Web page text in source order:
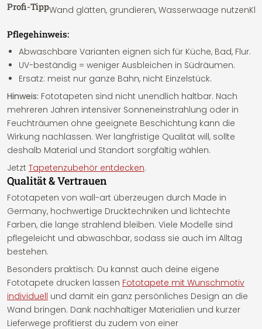
Profi-TippWand glätten, grundieren, Wasserwaage nutzen
Pflegehinweis:
Abwaschbare Varianten eignen sich für Küche, Bad, Flur.
UV-beständig = weniger Ausbleichen in Südräumen.
Ersatz: meist nur ganze Bahn, nicht Einzelstück.
Hinweis: Fototapeten sind nicht unendlich haltbar. Nach
mehreren Jahren intensiver Sonneneinstrahlung oder in
Feuchträumen ohne geeignete Beschichtung kann die
Wirkung nachlassen. Wer langfristige Qualität will, sollte
deshalb Material und Standort sorgfältig wählen.
Jetzt Tapetenzubehör entdecken.
Qualität & Vertrauen
Fototapeten von wall-art überzeugen durch Made in
Germany, hochwertige Drucktechniken und lichtechte
Farben, die lange strahlend bleiben. Viele Modelle sind
pflegeleicht und abwaschbar, sodass sie auch im Alltag
bestehen.
Besonders praktisch: Du kannst auch deine eigene
Fototapete drucken lassen Fototapete mit Wunschmotiv
individuell und damit ein ganz persönliches Design an die
Wand bringen. Dank nachhaltiger Materialien und kurzer
Lieferwege profitierst du zudem von einer